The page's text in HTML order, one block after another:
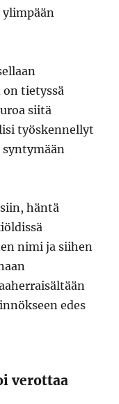
ylimpään
tietyssä
siitä
työskennellyt
häntä
nimi ja siihen
edes
verottaa